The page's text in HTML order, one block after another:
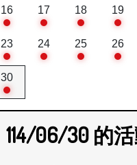
16 17 18 19
23 24 25 26
30
114/06/30 的